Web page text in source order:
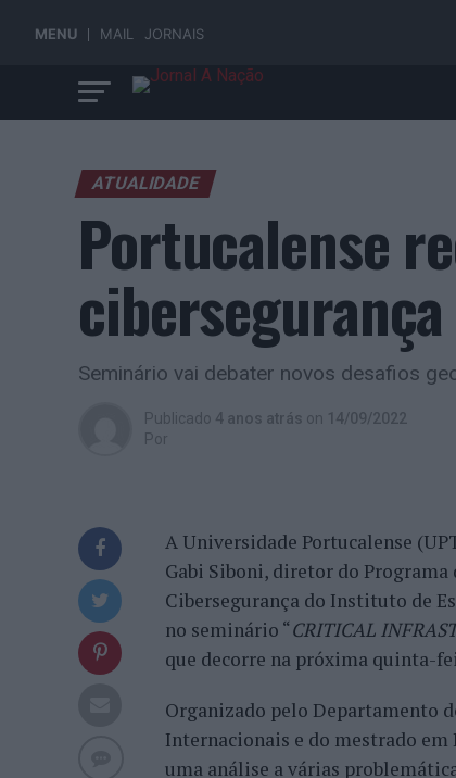
MENU MAIL JORNAIS
ATUALIDADE
Portucalense
Seminário vai debater novos desafios
Publicado 4 anos atrás on 14/09/2022
Por
A Universidade Portucalense
Gabi Siboni, diretor do
Cibersegurança do Instituto de
no seminário “CRITICAL
que decorre na próxima quinta-
Organizado pelo Departamento
Internacionais e do mestrado
uma análise a várias